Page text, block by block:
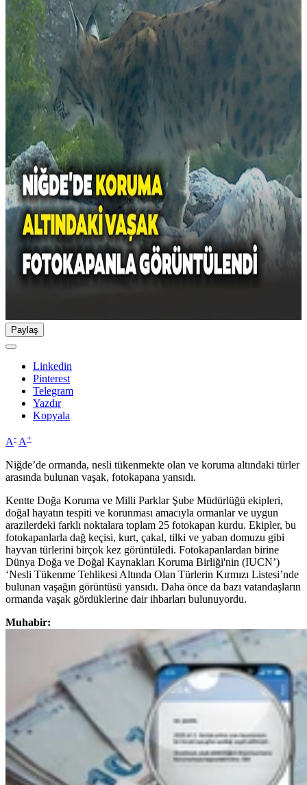
Paylaş
Linkedin
Pinterest
Telegram
Yazdır
Kopyala
A- A+
Niğde’de ormanda, nesli tükenmekte olan ve koruma altındaki türler
arasında bulunan vaşak, fotokapana yansıdı.
Kentte Doğa Koruma ve Milli Parklar Şube Müdürlüğü ekipleri,
doğal hayatın tespiti ve korunması amacıyla ormanlar ve uygun
arazilerdeki farklı noktalara toplam 25 fotokapan kurdu. Ekipler, bu
fotokapanlarla dağ keçisi, kurt, çakal, tilki ve yaban domuzu gibi
hayvan türlerini birçok kez görüntüledi. Fotokapanlardan birine
Dünya Doğa ve Doğal Kaynakları Koruma Birliği'nin (IUCN’)
‘Nesli Tükenme Tehlikesi Altında Olan Türlerin Kırmızı Listesi’nde
bulunan vaşağın görüntüsü yansıdı. Daha önce da bazı vatandaşların
ormanda vaşak gördüklerine dair ihbarları bulunuyordu.
Muhabir: